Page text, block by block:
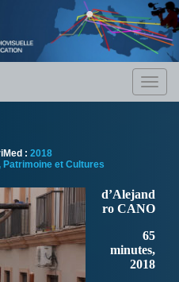
: 2018
Patrimoine et Cultures
d’Alejand
ro CANO
65
minutes,
2018